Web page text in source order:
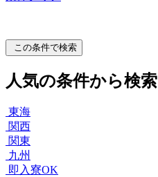
この条件で検索
人気の条件から検索
東海
関西
関東
九州
即入寮OK